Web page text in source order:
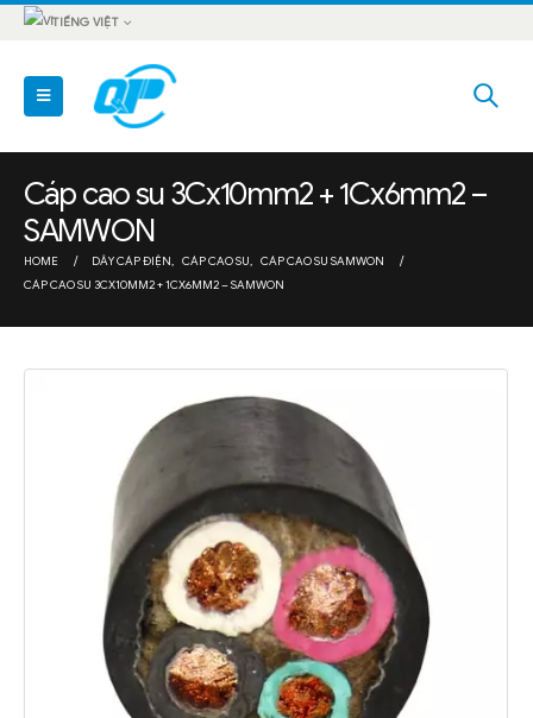
TIẾNG VIỆT
Cáp cao su 3Cx10mm2 + 1Cx6mm2 –
SAMWON
HOME DÂY CÁP ĐIỆN, CÁP CAO SU, CÁP CAO SU SAMWON
CÁP CAO SU 3CX10MM2 + 1CX6MM2 – SAMWON